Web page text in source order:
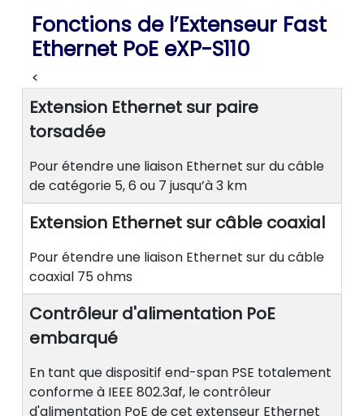
Fonctions de l’Extenseur Fast
Ethernet PoE eXP-S110
<
Extension Ethernet sur paire
torsadée
Pour étendre une liaison Ethernet sur du câble
de catégorie 5, 6 ou 7 jusqu’à 3 km
Extension Ethernet sur câble coaxial
Pour étendre une liaison Ethernet sur du câble
coaxial 75 ohms
Contrôleur d'alimentation PoE
embarqué
En tant que dispositif end-span PSE totalement
conforme à IEEE 802.3af, le contrôleur
d'alimentation PoE de cet extenseur Ethernet